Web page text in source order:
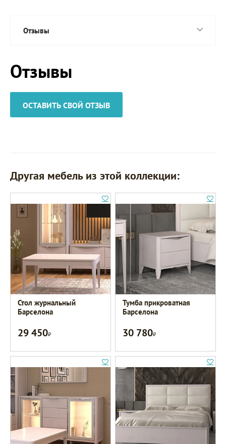
Отзывы
Отзывы
ОСТАВИТЬ СВОЙ ОТЗЫВ
Другая мебель из этой коллекции:
Стол журнальный
Барселона
29 450Р
Тумба прикроватная
Барселона
30 780Р